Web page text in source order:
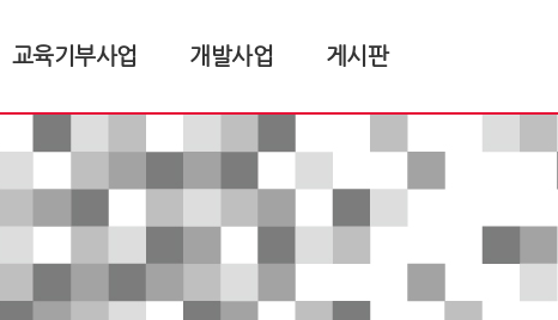
교육기부사업 개발사업 게시판